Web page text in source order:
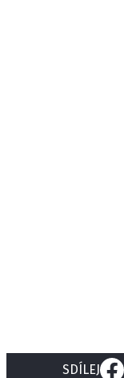
SDÍLEJ